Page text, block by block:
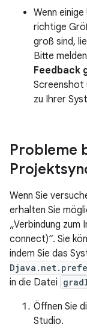
Wenn
richtige
groß sind,
Bitte
Feedback
Screenshot
zu Ihrer
Probleme
Wenn Sie
erhalten Sie
„Verbindung
connect)“. Sie
indem Sie das
in die Datei
Öffnen Sie
Studio.